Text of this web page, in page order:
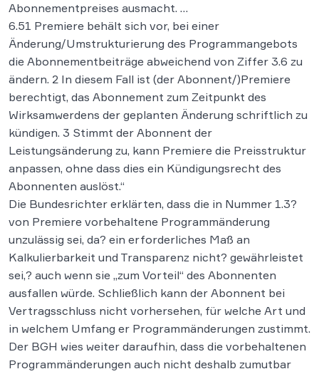
Abonnementpreises ausmacht. …
6.51 Premiere behält sich vor, bei einer
Änderung/Umstrukturierung des Programmangebots
die Abonnementbeiträge abweichend von Ziffer 3.6 zu
ändern. 2 In diesem Fall ist (der Abonnent/)Premiere
berechtigt, das Abonnement zum Zeitpunkt des
Wirksamwerdens der geplanten Änderung schriftlich zu
kündigen. 3 Stimmt der Abonnent der
Leistungsänderung zu, kann Premiere die Preisstruktur
anpassen, ohne dass dies ein Kündigungsrecht des
Abonnenten auslöst.“
Die Bundesrichter erklärten, dass die in Nummer 1.3?
von Premiere vorbehaltene Programmänderung
unzulässig sei, da? ein erforderliches Maß an
Kalkulierbarkeit und Transparenz nicht? gewährleistet
sei,? auch wenn sie „zum Vorteil“ des Abonnenten
ausfallen würde. Schließlich kann der Abonnent bei
Vertragsschluss nicht vorhersehen, für welche Art und
in welchem Umfang er Programmänderungen zustimmt.
Der BGH wies weiter daraufhin, dass die vorbehaltenen
Programmänderungen auch nicht deshalb zumutbar